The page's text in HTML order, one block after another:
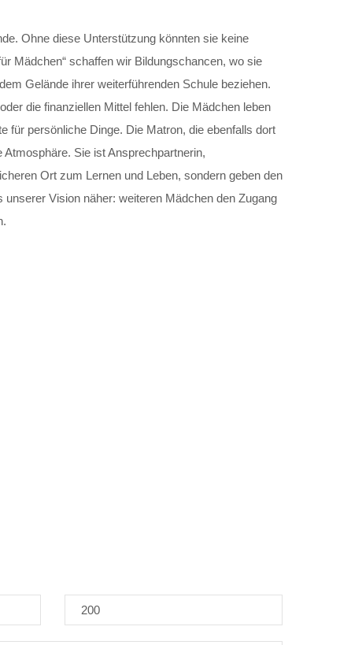
Ohne diese Unterstützung könnten sie keine
Mädchen“ schaffen wir Bildungschancen, wo sie
Gelände ihrer weiterführenden Schule beziehen.
die finanziellen Mittel fehlen. Die Mädchen leben
für persönliche Dinge. Die Matron, die ebenfalls dort
Sie ist Ansprechpartnerin,
Ort zum Lernen und Leben, sondern geben den
Vision näher: weiteren Mädchen den Zugang